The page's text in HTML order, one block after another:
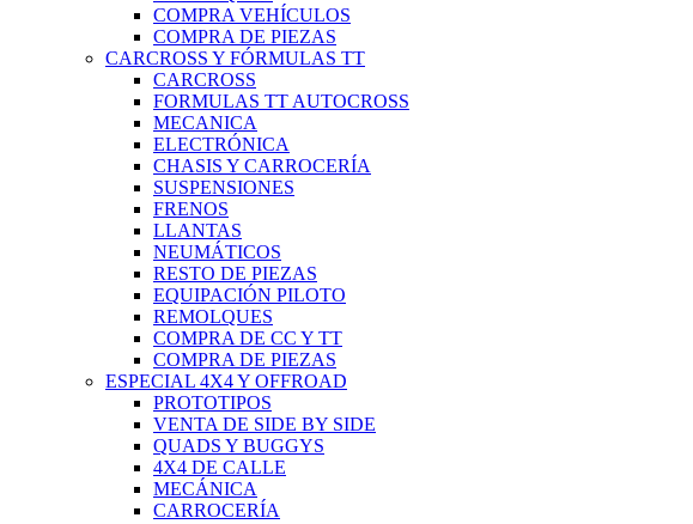
COMPRA VEHÍCULOS
COMPRA DE PIEZAS
CARCROSS Y FÓRMULAS TT
CARCROSS
FORMULAS TT AUTOCROSS
MECANICA
ELECTRÓNICA
CHASIS Y CARROCERÍA
SUSPENSIONES
FRENOS
LLANTAS
NEUMÁTICOS
RESTO DE PIEZAS
EQUIPACIÓN PILOTO
REMOLQUES
COMPRA DE CC Y TT
COMPRA DE PIEZAS
ESPECIAL 4X4 Y OFFROAD
PROTOTIPOS
VENTA DE SIDE BY SIDE
QUADS Y BUGGYS
4X4 DE CALLE
MECÁNICA
CARROCERÍA